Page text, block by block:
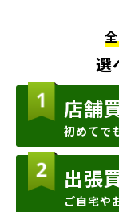
選
店舗
初めてで
出張
ご自宅や